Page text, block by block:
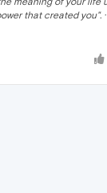
that created you". ·